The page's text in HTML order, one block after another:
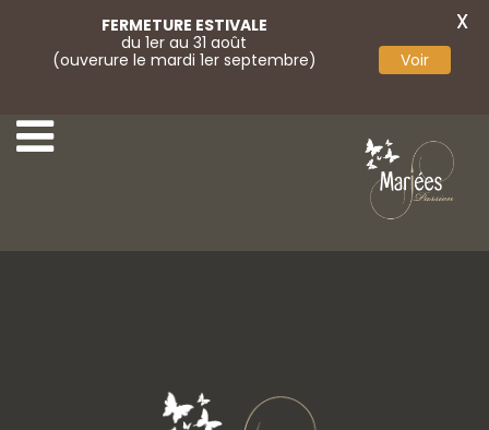
FERMETURE ESTIVALE
du 1er au 31 août
(ouverure le mardi 1er septembre)
Voir
X